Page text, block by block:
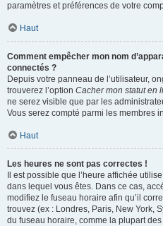
paramètres et préférences de votre
Haut
Comment empêcher mon nom
connectés ?
Depuis votre panneau de l’utilisateur,
trouverez l’option Cacher mon statut en
ne serez visible que par les
Vous serez compté parmi les membres
Haut
Les heures ne sont pas correctes !
Il est possible que l’heure affichée
dans lequel vous êtes. Dans ce cas,
modifiez le fuseau horaire afin qu’il
trouvez (ex : Londres, Paris, New York,
du fuseau horaire, comme la plupart